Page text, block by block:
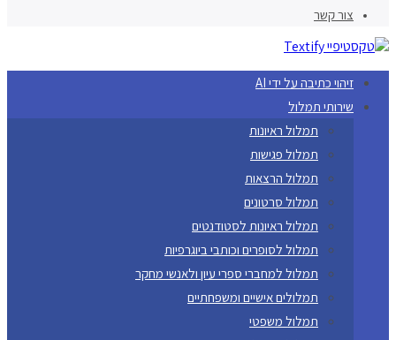
צור קשר
זיהוי כתיבה על ידי AI
שירותי תמלול
תמלול ראיונות
תמלול פגישות
תמלול הרצאות
תמלול סרטונים
תמלול ראיונות לסטודנטים
תמלול לסופרים וכותבי ביוגרפיות
תמלול למחברי ספרי עיון ולאנשי מחקר
תמלולים אישיים ומשפחתיים
תמלול משפטי